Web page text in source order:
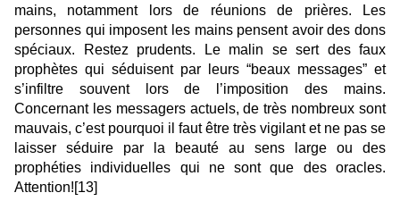
mains, notamment lors de réunions de prières. Les
personnes qui imposent les mains pensent avoir des dons
spéciaux. Restez prudents. Le malin se sert des faux
prophètes qui séduisent par leurs “beaux messages” et
s’infiltre souvent lors de l’imposition des mains.
Concernant les messagers actuels, de très nombreux sont
mauvais, c’est pourquoi il faut être très vigilant et ne pas se
laisser séduire par la beauté au sens large ou des
prophéties individuelles qui ne sont que des oracles.
Attention![13]